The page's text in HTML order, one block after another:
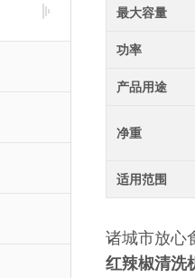
最大容量
功率
产品用途
净重
适用范围
诸城市放心
红辣椒清洗